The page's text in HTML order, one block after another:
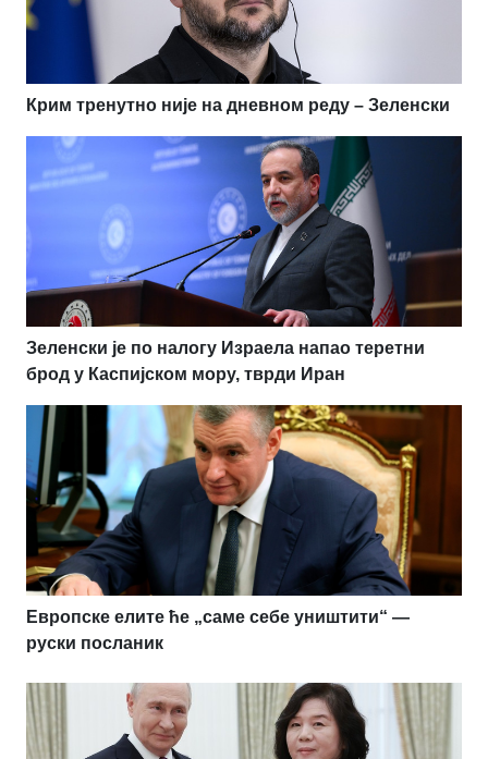
Крим тренутно није на дневном реду – Зеленски
Зеленски је по налогу Израела напао теретни
брод у Каспијском мору, тврди Иран
Европске елите ће „саме себе уништити“ —
руски посланик